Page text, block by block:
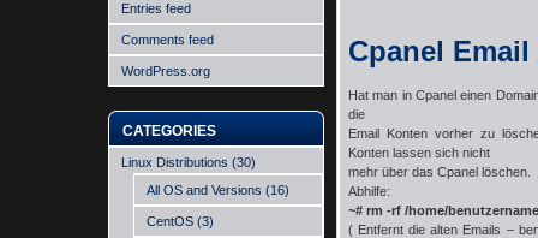
Entries feed
Comments feed
WordPress.org
CATEGORIES
Linux Distributions (30)
All OS and Versions (16)
CentOS (3)
Cpanel
Hat man in Cpanel einen
die
Email Konten vorher zu
Konten lassen sich nicht
mehr über das Cpanel löschen.
Abhilfe:
~# rm -rf /home/
( Entfernt die alten Emails –